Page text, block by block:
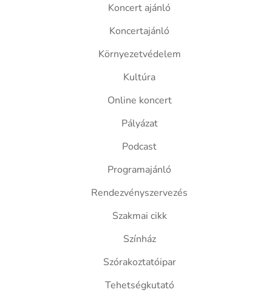
Koncert ajánló
Koncertajánló
Környezetvédelem
Kultúra
Online koncert
Pályázat
Podcast
Programajánló
Rendezvényszervezés
Szakmai cikk
Színház
Szórakoztatóipar
Tehetségkutató